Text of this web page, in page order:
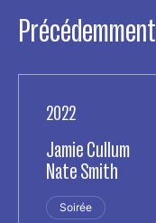
Précédemment
2022
Jamie Cullum
Nate Smith
Soirée